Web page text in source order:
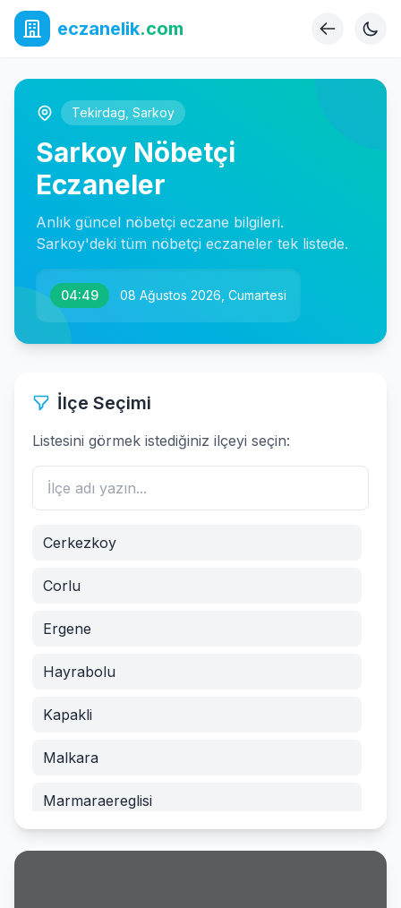
eczanelik.com
Tekirdag Sarkoy
Sarkoy Nöbetçi
Eczaneler
Anlık güncel nöbetçi eczane bilgileri.
Sarkoy'deki tüm nöbetçi eczaneler tek listede.
04:49 08 Ağustos 2026, Cumartesi
İlçe Seçimi
Listesini görmek istediğiniz ilçeyi seçin:
Cerkezkoy
Corlu
Ergene
Hayrabolu
Kapakli
Malkara
Marmaraereglisi